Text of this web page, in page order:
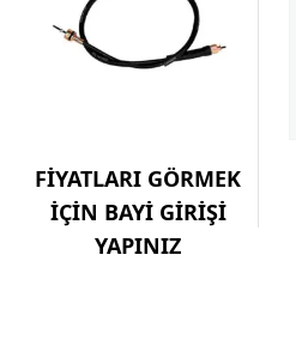
FİYATLARI GÖRMEK
İÇİN BAYİ GİRİŞİ
YAPINIZ